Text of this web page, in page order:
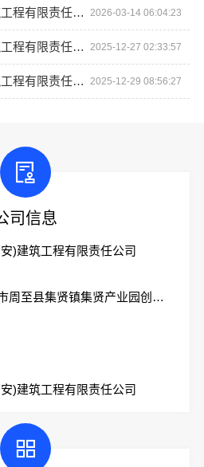
居安天成（西安）建筑工程有限责任公司 重钢别墅一站式服务 2026-03-14 06:04:23
居安天成（西安）建筑工程有限责任公司如何打造安全耐用的重钢别墅 2025-12-27 02:33:57
居安天成（西安）建筑工程有限责任公司探索重钢别墅环保新路径 2025-12-29 08:56:27
司信息
)建筑工程有限责任公司
详细地址：陕西省西安市周至县集贤镇集贤产业园创业大道18号办公大楼一层
)建筑工程有限责任公司